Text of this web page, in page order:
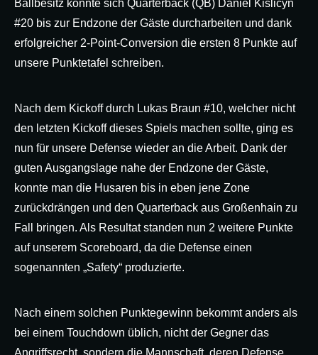
Ballbesitz konnte sich Quarterback (QB) Daniel Kislicyn
#20 bis zur Endzone der Gäste durcharbeiten und dank
erfolgreicher 2-Point-Conversion die ersten 8 Punkte auf
unsere Punktetafel schreiben.
Nach dem Kickoff durch Lukas Braun #10, welcher nicht
den letzten Kickoff dieses Spiels machen sollte, ging es
nun für unsere Defense wieder an die Arbeit. Dank der
guten Ausgangslage nahe der Endzone der Gäste,
konnte man die Husaren bis in eben jene Zone
zurückdrängen und den Quarterback aus Großenhain zu
Fall bringen. Als Resultat standen nun 2 weitere Punkte
auf unserem Scoreboard, da die Defense einen
sogenannten „Safety“ produzierte.
Nach einem solchen Punktegewinn bekommt anders als
bei einem Touchdown üblich, nicht der Gegner das
Angriffsrecht, sondern die Mannschaft, deren Defense